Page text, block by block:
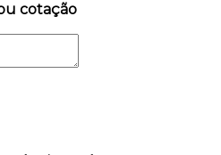
cotação